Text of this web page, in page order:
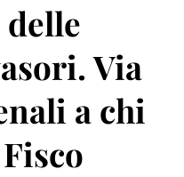
delle
Via
a chi